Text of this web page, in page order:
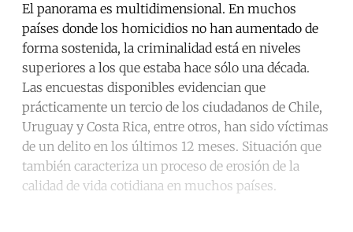
El panorama es multidimensional. En muchos
países donde los homicidios no han aumentado de
forma sostenida, la criminalidad está en niveles
superiores a los que estaba hace sólo una década.
Las encuestas disponibles evidencian que
prácticamente un tercio de los ciudadanos de Chile,
Uruguay y Costa Rica, entre otros, han sido víctimas
de un delito en los últimos 12 meses. Situación que
también caracteriza un proceso de erosión de la
calidad de vida cotidiana en muchos países.